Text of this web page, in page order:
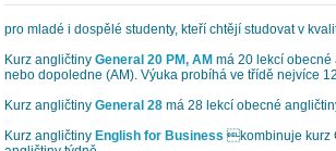
pro mladé i dospělé studenty, kteří chtějí studovat v
Kurz angličtiny General 20 PM, AM má 20 lekcí
nebo dopoledne (AM). Výuka probíhá ve třídě nejvíce
Kurz angličtiny General 28má 28 lekcí obecné
Kurz angličtiny English for Business kombinuje kurz